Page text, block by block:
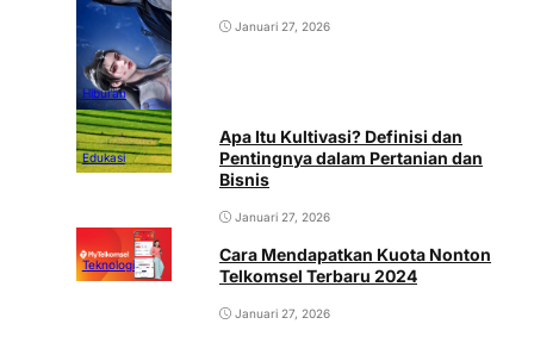
Hiburan
Januari 27, 2026
Edukasi
Apa Itu Kultivasi? Definisi dan
Pentingnya dalam Pertanian dan
Bisnis
Januari 27, 2026
Teknologi
Cara Mendapatkan Kuota Nonton
Telkomsel Terbaru 2024
Januari 27, 2026